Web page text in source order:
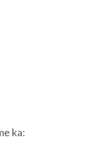
ka: